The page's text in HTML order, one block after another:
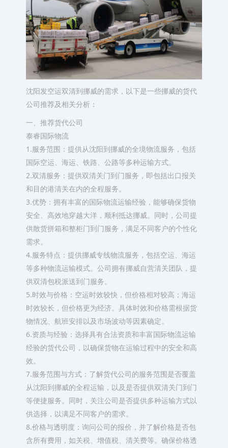
沈阳发空运双清到挪威的需求，以下是一些挪威的货代
公司推荐及相关分析：
一、推荐货代公司
泰睿国际物流
1.服务范围：提供从沈阳到挪威的全境物流服务，包括
国际空运、海运、铁路、公路等多种运输方式。
2.双清服务：提供双清关门到门服务，即包括出口报关
和目的港清关在内的全程服务。
3.优势：拥有丰富的国际物流运输经验，能够确保货物
安全、高效地穿越大洋，顺利抵达挪威。同时，公司提
供散货拼箱和整柜门到门服务，满足不同客户的个性化
需求。
4.服务特点：提供挪威专线物流服务，包括空运、海运
等多种物流运输模式。公司拥有挪威自营清关团队，提
供双清包税派送到门服务。
5.时效与价格：空运时效较快，但价格相对较高；海运
时效较长，但价格更为经济。具体时效和价格需根据货
物情况、航班安排以及市场波动等因素确定。
6.资质与经验：选择具有合法资质和丰富国际物流运输
经验的货代公司，以确保货物在运输过程中的安全和高
效。
7.服务范围与方式：了解货代公司的服务范围是否覆盖
从沈阳到挪威的全程运输，以及是否提供双清关门到门
等便捷服务。同时，关注公司是否提供多种运输方式以
供选择，以满足不同客户的需求。
8.价格与透明度：询问公司的报价，并了解价格是否包
含所有费用，如关税、增值税、清关费等。确保价格透